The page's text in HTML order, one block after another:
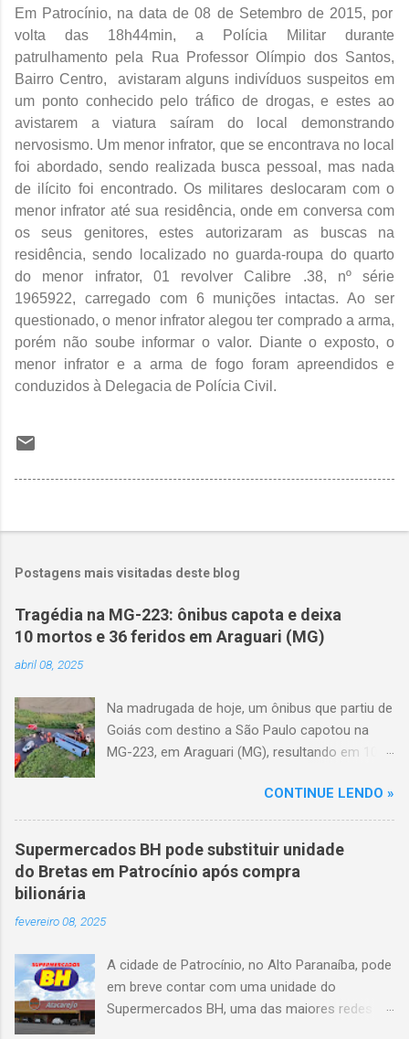
Em Patrocínio, na data de 08 de Setembro de 2015, por
volta das 18h44min, a Polícia Militar durante
patrulhamento pela
Rua Professor Olímpio dos Santos,
Bairro Centro, avistaram alguns indivíduos suspeitos em
um ponto conhecido pelo tráfico de drogas, e estes ao
avistarem a viatura saíram do local demonstrando
nervosismo. Um menor infrator, que se encontrava no local
foi abordado, sendo realizada busca pessoal, mas nada
de ilícito foi encontrado. Os militares deslocaram com o
menor infrator até sua residência, onde em conversa com
os seus genitores, estes autorizaram as buscas na
residência, sendo localizado no guarda-roupa do quarto
do menor infrator, 01 revolver Calibre .38, nº série
1965922, carregado com 6 munições intactas. Ao ser
questionado, o menor infrator alegou ter comprado a arma,
porém não soube informar o valor. Diante o exposto, o
menor infrator e a arma de fogo foram apreendidos e
conduzidos à Delegacia de Polícia Civil.
Postagens mais visitadas deste blog
Tragédia na MG-223: ônibus capota e deixa
10 mortos e 36 feridos em Araguari (MG)
abril 08, 2025
Na madrugada de hoje, um ônibus que partiu de
Goiás com destino a São Paulo capotou na
MG-223, em Araguari (MG), resultando em 10
volta das 3h40, próximo ao trevo de Queixinho,
quando o motorista perdeu o controle do
veículo, atravessou o canteiro central e
capotou em uma alça de acesso. Entre as
vítimas fatais, há duas crianças de
CONTINUE LENDO »
Supermercados BH pode substituir unidade
do Bretas em Patrocínio após compra
bilionária
fevereiro 08, 2025
A cidade de Patrocínio, no Alto Paranaíba, pode
em breve contar com uma unidade do
Supermercados BH, uma das maiores redes do